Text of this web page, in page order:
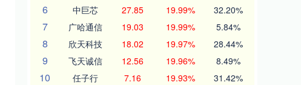
6 中巨芯 27.85 19.99% 32.20%
7 广哈通信 19.03 19.99% 5.84%
8 欣天科技 18.02 19.97% 28.44%
9 飞天诚信 12.56 19.96% 8.49%
10 任子行 7.16 19.93% 31.42%